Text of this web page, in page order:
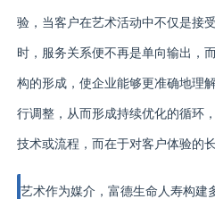
验，当客户在艺术活动中不仅是接
时，服务关系便不再是单向输出，
构的形成，使企业能够更准确地理
行调整，从而形成持续优化的循环
技术或流程，而在于对客户体验的
艺术作为媒介，富德生命人寿构建